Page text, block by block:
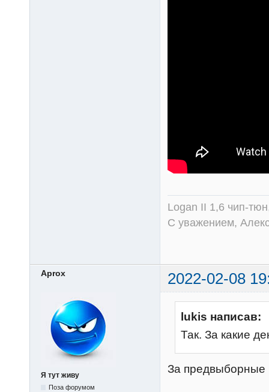
Logan II 1,6 чип-
С уважением,
Aprox 2022-02-08
Я тут живу
Поза форумом
lukis написав:
Так. За какие
За